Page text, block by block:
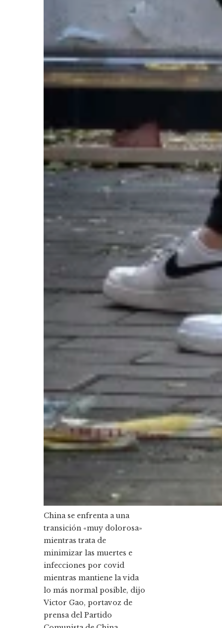
China se enfrenta a una
transición «muy dolorosa»
mientras trata de
minimizar las muertes e
infecciones por covid
mientras mantiene la vida
lo más normal posible, dijo
Victor Gao, portavoz de
prensa del Partido